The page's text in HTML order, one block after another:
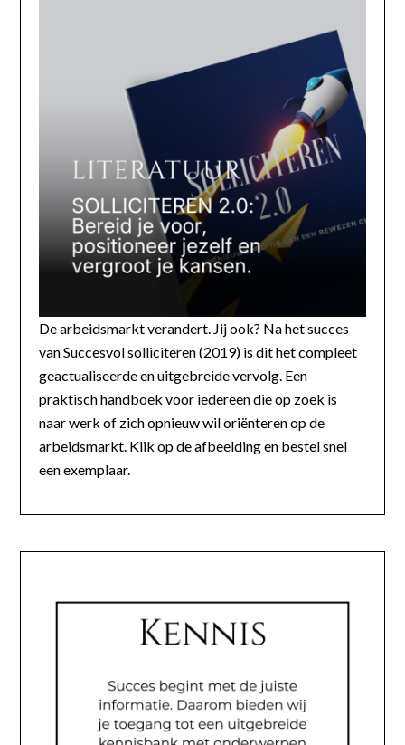
De arbeidsmarkt verandert. Jij ook? Na het succes
van Succesvol solliciteren (2019) is dit het compleet
geactualiseerde en uitgebreide vervolg. Een
praktisch handboek voor iedereen die op zoek is
naar werk of zich opnieuw wil oriënteren op de
arbeidsmarkt. Klik op de afbeelding en bestel snel
een exemplaar.